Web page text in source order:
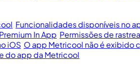
Funcionalidades disponíveis no
In App Permissões de
iOS O app Metricool não é exibido
do app da Metricool